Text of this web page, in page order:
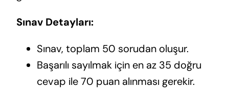
Sınav Detayları:
Sınav, toplam 50 sorudan oluşur.
Başarılı sayılmak için en az 35 doğru
cevap ile 70 puan alınması gerekir.